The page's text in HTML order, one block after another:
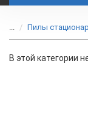
... Пилы
В этой категории